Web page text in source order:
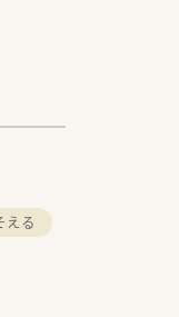
える